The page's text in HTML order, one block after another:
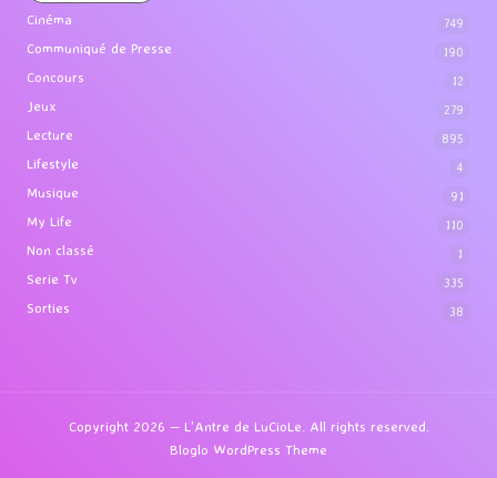
Cinéma 749
Communiqué de Presse 190
Concours 12
Jeux 279
Lecture 895
Lifestyle 4
Musique 91
My Life 110
Non classé 1
Serie Tv 335
Sorties 38
Copyright 2026 — L'Antre de LuCioLe. All rights reserved.
Bloglo WordPress Theme